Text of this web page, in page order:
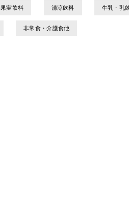
果実飲料 清涼飲料 牛乳・乳
非常食・介護食他